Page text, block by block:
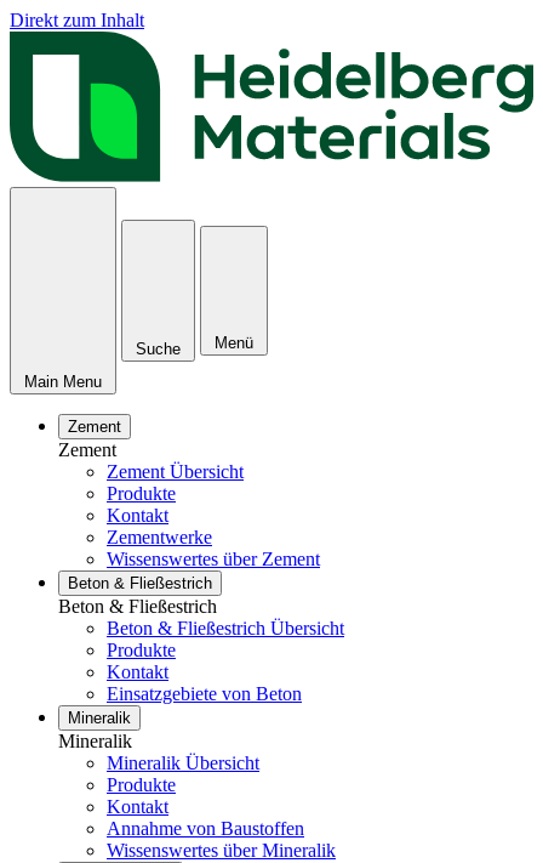
Direkt zum Inhalt
Main Menu
Suche Menü
Zement
Zement
Zement Übersicht
Produkte
Kontakt
Zementwerke
Wissenswertes über Zement
Beton & Fließestrich
Beton & Fließestrich
Beton & Fließestrich Übersicht
Produkte
Kontakt
Einsatzgebiete von Beton
Mineralik
Mineralik
Mineralik Übersicht
Produkte
Kontakt
Annahme von Baustoffen
Wissenswertes über Mineralik